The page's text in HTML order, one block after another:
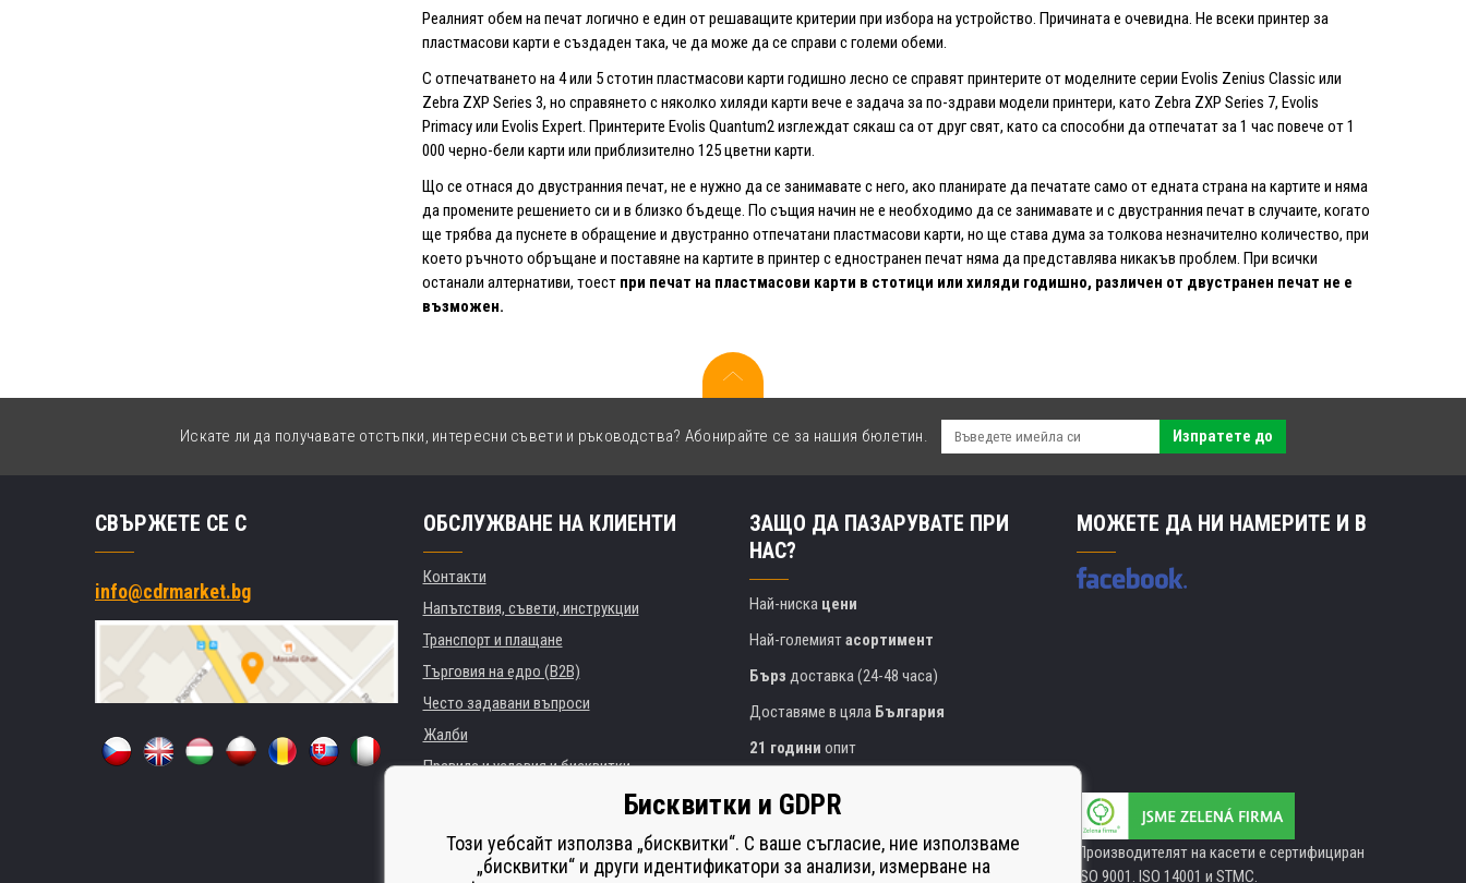
Реалният обем на печат логично е един от решаващите критерии при избора на устройство. Причината е очевидна. Не всеки принтер за
пластмасови карти е създаден така, че да може да се справи с големи обеми.
С отпечатването на 4 или 5 стотин пластмасови карти годишно лесно се справят принтерите от моделните серии Evolis Zenius Classic или
Zebra ZXP Series 3, но справянето с няколко хиляди карти вече е задача за по-здрави модели принтери, като Zebra ZXP Series 7, Evolis
Primacy или Evolis Expert. Принтерите Evolis Quantum2 изглеждат сякаш са от друг свят, като са способни да отпечатат за 1 час повече от 1
000 черно-бели карти или приблизително 125 цветни карти.
Що се отнася до двустранния печат, не е нужно да се занимавате с него, ако планирате да печатате само от едната страна на картите и няма
да промените решението си и в близко бъдеще. По същия начин не е необходимо да се занимавате и с двустранния печат в случаите, когато
ще трябва да пуснете в обращение и двустранно отпечатани пластмасови карти, но ще става дума за толкова незначително количество, при
което ръчното обръщане и поставяне на картите в принтер с едностранен печат няма да представлява никакъв проблем. При всички
останали алтернативи, тоест при печат на пластмасови карти в стотици или хиляди годишно, различен от двустранен печат не е
възможен.
Искате ли да получавате отстъпки, интересни съвети и ръководства? Абонирайте се за нашия бюлетин. Изпратете до
СВЪРЖЕТЕ СЕ С
info@cdrmarket.bg
ОБСЛУЖВАНЕ НА КЛИЕНТИ
Контакти
Напътствия, съвети, инструкции
Транспорт и плащане
Търговия на едро (B2B)
Често задавани въпроси
Жалби
Правила и условия и бисквитки
За фирми и институции
Наемане на принтери
ЗАЩО ДА ПАЗАРУВАТЕ ПРИ
НАС?
Най-ниска цени
Най-големиятасортимент
Бърз доставка (24-48 часа)
Доставяме в цяла България
21 години опит
Полезен подход
Goldenсертификат Heureka
МОЖЕТЕ ДА НИ НАМЕРИТЕ И В
Производителят на касети е сертифициран
ISO 9001. ISO 14001 и STMC.
Бисквитки и GDPR
Този уебсайт използва „бисквитки“. С ваше съгласие, ние използваме
„бисквитки“ и други идентификатори за анализи, измерване на